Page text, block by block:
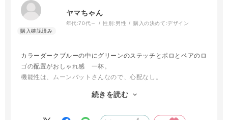
ヤマちゃん
年代:70代～ 性別:男性 購入の決めて:デザイン
カラーダークブルーの中にグリーンのステッチとポロとベアのロ
ゴの配置がおしゃれ感 一杯。
機能性は、ムーンバットさんなので、心配なし。
長さもコンパクト、以前と違って収納もオープンファスナーとテ
続きを読む